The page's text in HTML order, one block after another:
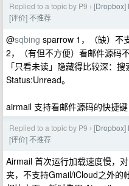
Replied to a topic by P9 › [Dropbox]
[评价] 不推荐
@sqbing sparrow 1，（缺）不
2，（有但不方便）看邮件源码
「只看未读」隐藏得比较深：
Status:Unread。
airmail 支持看邮件源码的快捷键
Replied to a topic by P9 › [Dropbox]
[评价] 不推荐
Airmail 首次运行加载速度慢，
夹，不支持Gmail/iCloud之外的